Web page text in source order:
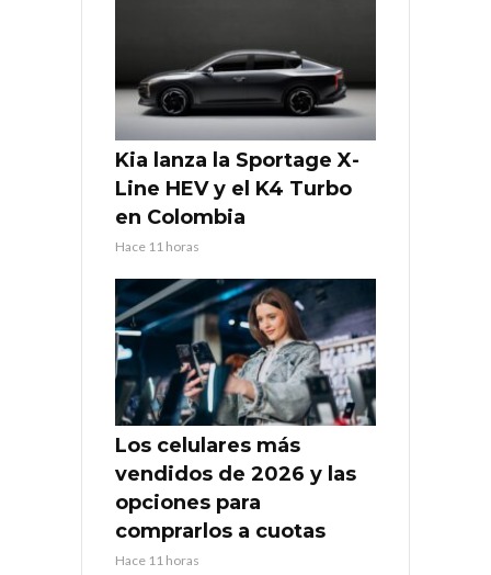
Kia lanza la Sportage X-
Line HEV y el K4 Turbo
en Colombia
Hace 11 horas
Los celulares más
vendidos de 2026 y las
opciones para
comprarlos a cuotas
Hace 11 horas